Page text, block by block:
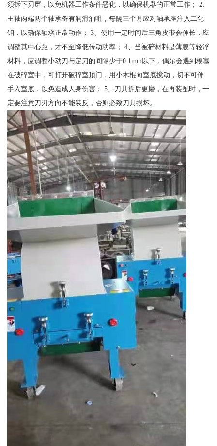
须拆下刃磨，以免机器工作条件恶化，以确保机器的正常工作； 2、
主轴两端两个轴承备有润滑油咀，每隔三个月应对轴承座注入二化
钼，以确保轴承正常动作； 3、使用一定时间后三角皮带会伸长，应
调整其中心距，才不至降低传动功率； 4、当被碎材料是薄膜等轻浮
材料，应调整小动刀与定刀的间隔少于0.1mm以下，偶尔会遇到梗塞
在破碎室中，可打开破碎室顶门，用小木棍向室底搅动，切不可伸
手入室底，以免造成人身伤害； 5、刀具拆后更磨，在再装配时，一
定要注意刀刃方向不能装反，否则必致刀具损坏。